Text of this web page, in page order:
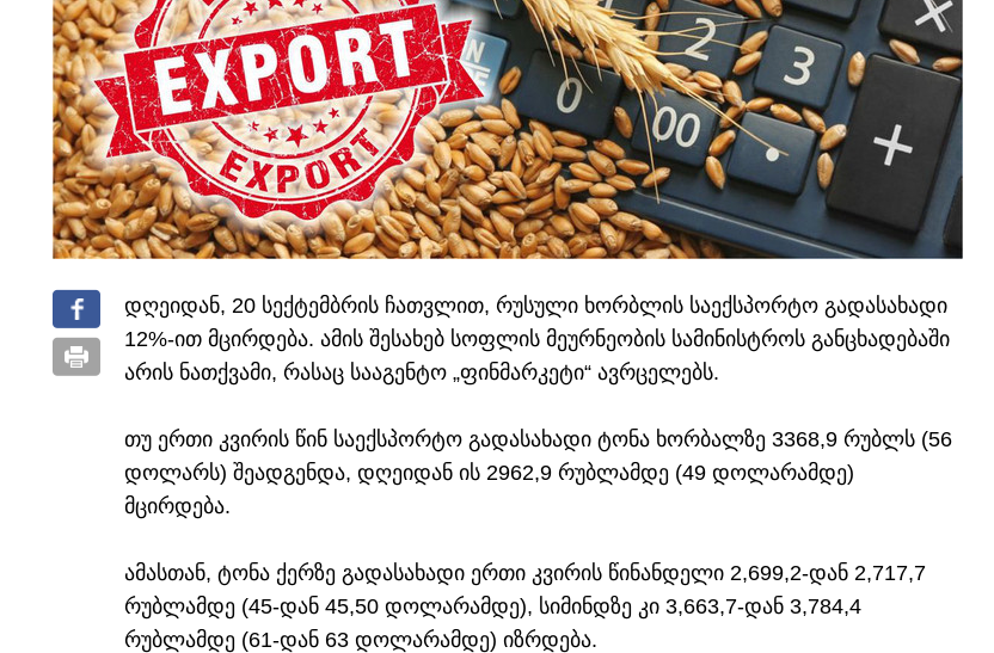
დღეიდან, 20 სექტემბრის ჩათვლით, რუსული ხორბლის საექსპორტო გადასახადი
12%-ით მცირდება. ამის შესახებ სოფლის მეურნეობის სამინისტროს განცხადებაში
არის ნათქვამი, რასაც სააგენტო „ფინმარკეტი“ ავრცელებს.
თუ ერთი კვირის წინ საექსპორტო გადასახადი ტონა ხორბალზე 3368,9 რუბლს (56
დოლარს) შეადგენდა, დღეიდან ის 2962,9 რუბლამდე (49 დოლარამდე)
მცირდება.
ამასთან, ტონა ქერზე გადასახადი ერთი კვირის წინანდელი 2,699,2-დან 2,717,7
რუბლამდე (45-დან 45,50 დოლარამდე), სიმინდზე კი 3,663,7-დან 3,784,4
რუბლამდე (61-დან 63 დოლარამდე) იზრდება.